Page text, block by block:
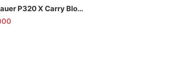
Sig Sauer P320 X Carry Blowback Havalı Tabanca